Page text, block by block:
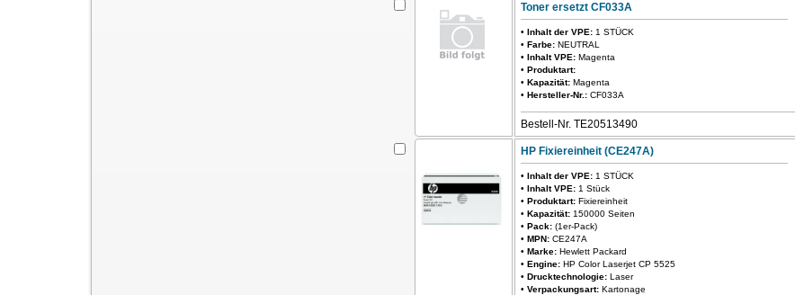
Toner ersetzt CF033A
• Inhalt der VPE: 1 STÜCK
• Farbe: NEUTRAL
• Inhalt VPE: Magenta
• Produktart:
• Kapazität: Magenta
• Hersteller-Nr.: CF033A
Bestell-Nr. TE20513490
HP Fixiereinheit (CE247A)
• Inhalt der VPE: 1 STÜCK
• Inhalt VPE: 1 Stück
• Produktart: Fixiereinheit
• Kapazität: 150000 Seiten
• Pack: (1er-Pack)
• MPN: CE247A
• Marke: Hewlett Packard
• Engine: HP Color Laserjet CP 5525
• Drucktechnologie: Laser
• Verpackungsart: Kartonage